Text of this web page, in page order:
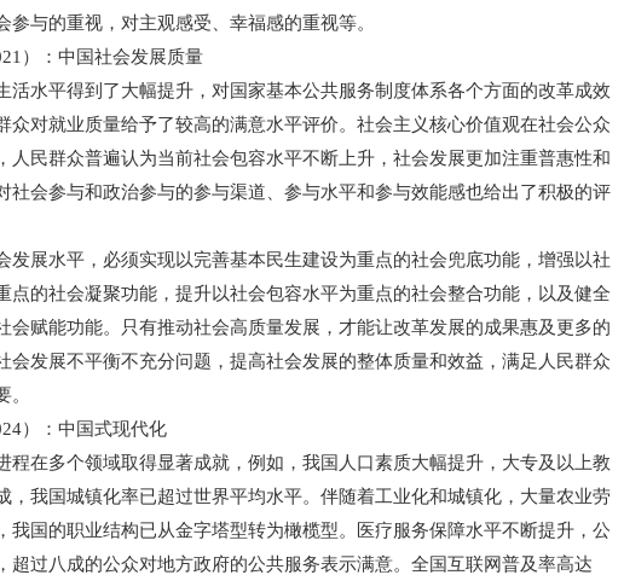
参与的重视，对主观感受、幸福感的重视等。
：中国社会发展质量
水平得到了大幅提升，对国家基本公共服务制度体系各个方面的改革成效
众对就业质量给予了较高的满意水平评价。社会主义核心价值观在社会公众
人民群众普遍认为当前社会包容水平不断上升，社会发展更加注重普惠性和
社会参与和政治参与的参与渠道、参与水平和参与效能感也给出了积极的评
展水平，必须实现以完善基本民生建设为重点的社会兜底功能，增强以社
点的社会凝聚功能，提升以社会包容水平为重点的社会整合功能，以及健全
会赋能功能。只有推动社会高质量发展，才能让改革发展的成果惠及更多的
会发展不平衡不充分问题，提高社会发展的整体质量和效益，满足人民群众
。
：中国式现代化
在多个领域取得显著成就，例如，我国人口素质大幅提升，大专及以上教
，我国城镇化率已超过世界平均水平。伴随着工业化和城镇化，大量农业劳
我国的职业结构已从金字塔型转为橄榄型。医疗服务保障水平不断提升，公
超过八成的公众对地方政府的公共服务表示满意。全国互联网普及率高达